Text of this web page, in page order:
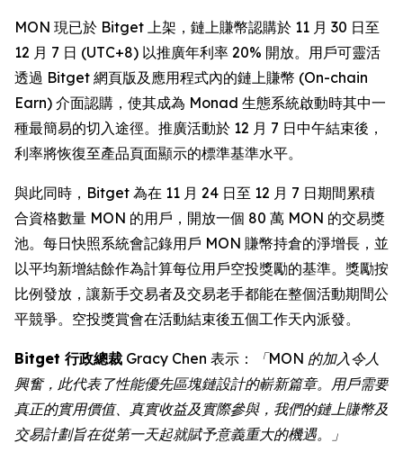
MON 現已於 Bitget 上架，鏈上賺幣認購於 11 月 30 日至
12 月 7 日 (UTC+8) 以推廣年利率 20% 開放。用戶可靈活
透過 Bitget 網頁版及應用程式內的鏈上賺幣 (On-chain
Earn) 介面認購，使其成為 Monad 生態系統啟動時其中一
種最簡易的切入途徑。推廣活動於 12 月 7 日中午結束後，
利率將恢復至產品頁面顯示的標準基準水平。
與此同時，Bitget 為在 11 月 24 日至 12 月 7 日期間累積
合資格數量 MON 的用戶，開放一個 80 萬 MON 的交易獎
池。每日快照系統會記錄用戶 MON 賺幣持倉的淨增長，並
以平均新增結餘作為計算每位用戶空投獎勵的基準。獎勵按
比例發放，讓新手交易者及交易老手都能在整個活動期間公
平競爭。空投獎賞會在活動結束後五個工作天內派發。
Bitget 行政總裁 Gracy Chen 表示：
「MON 的加入令人
興奮，此代表了性能優先區塊鏈設計的嶄新篇章。用戶需要
真正的實用價值、真實收益及實際參與，我們的鏈上賺幣及
交易計劃旨在從第一天起就賦予意義重大的機遇。」